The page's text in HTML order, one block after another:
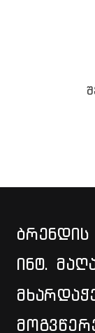
ᲑᲠᲔᲜᲓᲘᲡ
ᲘᲜᲢ.